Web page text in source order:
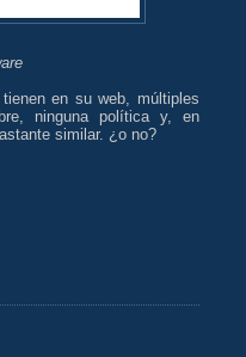
en su web, múltiples
ninguna política y, en
similar. ¿o no?